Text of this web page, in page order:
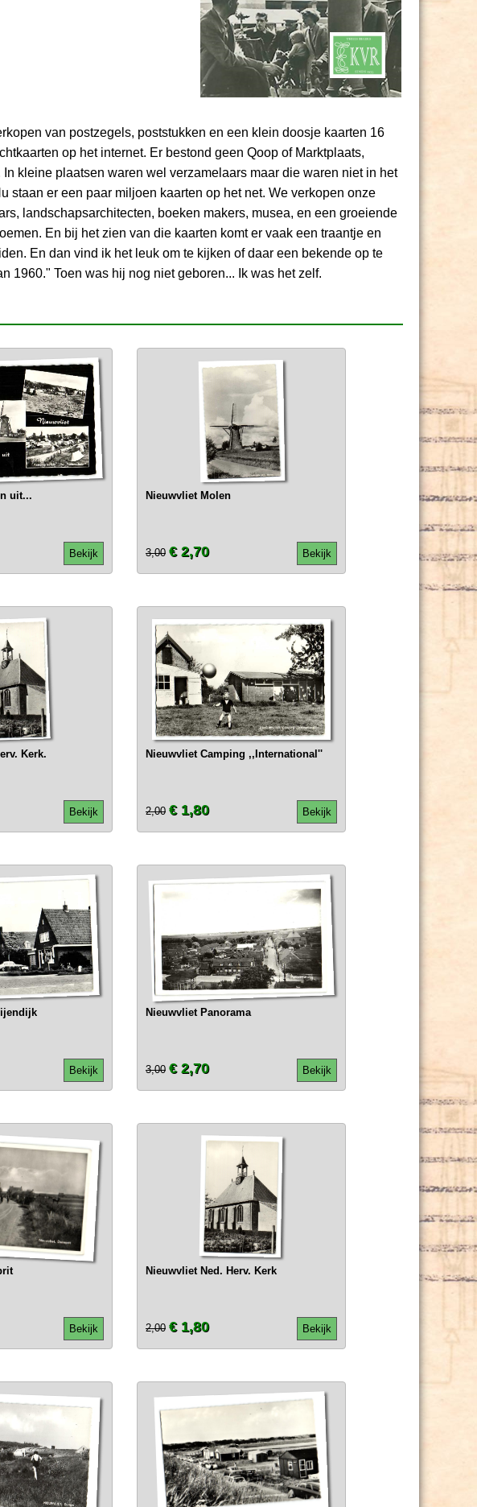
van postzegels, poststukken en een klein doosje kaarten 16
op het internet. Er bestond geen Qoop of Marktplaats,
kleine plaatsen waren wel verzamelaars maar die waren niet in het
staan er een paar miljoen kaarten op het net. We verkopen onze
landschapsarchitecten, boeken makers, musea, en een groeiende
En bij het zien van die kaarten komt er vaak een traantje en
En dan vind ik het leuk om te kijken of daar een bekende op te
1960." Toen was hij nog niet geboren... Ik was het zelf.
uit...
Bekijk
Nieuwvliet Molen
Bekijk
3,00 € 2,70
Kerk.
Bekijk
Nieuwvliet Camping ,,International''
Bekijk
2,00 € 1,80
Bekijk
Nieuwvliet Panorama
Bekijk
3,00 € 2,70
Bekijk
Nieuwvliet Ned. Herv. Kerk
Bekijk
2,00 € 1,80